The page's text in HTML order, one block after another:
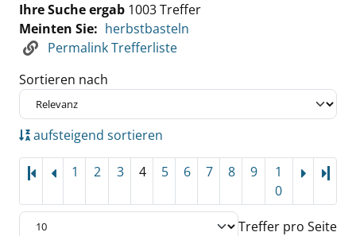
Ihre Suche ergab 1003 Treffer
Meinten Sie: herbstbasteln
Permalink Trefferliste
Sortieren nach
aufsteigend sortieren
1 2 3 4 5 6 7 8 9
1
0
Treffer pro Seite